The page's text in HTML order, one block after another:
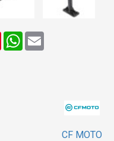
PinterestWhatsApp
Email
CF MOTO